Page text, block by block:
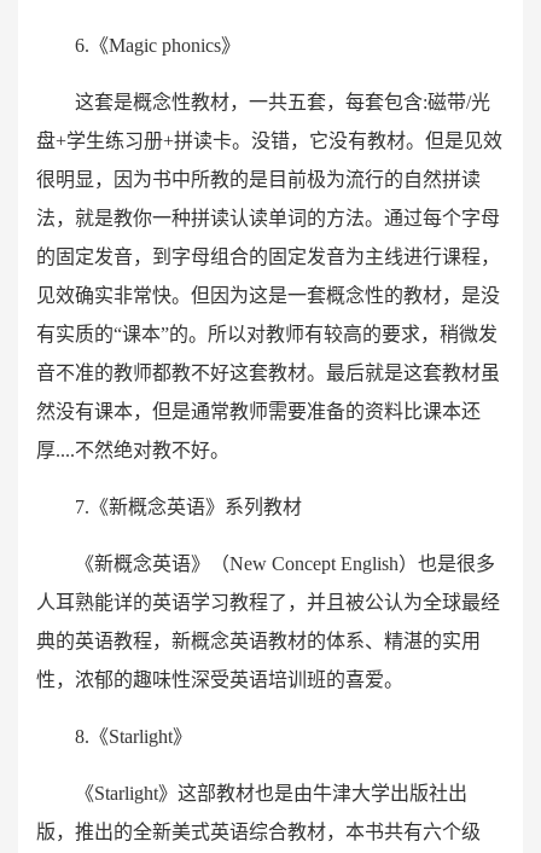
6.《Magic phonics》
这套是概念性教材，一共五套，每套包含:磁带/光
盘+学生练习册+拼读卡。没错，它没有教材。但是见效
很明显，因为书中所教的是目前极为流行的自然拼读
法，就是教你一种拼读认读单词的方法。通过每个字母
的固定发音，到字母组合的固定发音为主线进行课程，
见效确实非常快。但因为这是一套概念性的教材，是没
有实质的“课本”的。所以对教师有较高的要求，稍微发
音不准的教师都教不好这套教材。最后就是这套教材虽
然没有课本，但是通常教师需要准备的资料比课本还
厚....不然绝对教不好。
7.《新概念英语》系列教材
《新概念英语》（New Concept English）也是很多
人耳熟能详的英语学习教程了，并且被公认为全球最经
典的英语教程，新概念英语教材的体系、精湛的实用
性，浓郁的趣味性深受英语培训班的喜爱。
8.《Starlight》
《Starlight》这部教材也是由牛津大学出版社出
版，推出的全新美式英语综合教材，本书共有六个级